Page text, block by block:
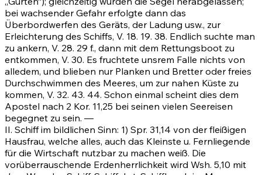
bei wachsender Gefahr erfolgte dann das
Überbordwerfen des Geräts, der Ladung usw., zur
Erleichterung des Schiffs, V. 18. 19. 38. Endlich suchte man
zu ankern, V. 28. 29 f., dann mit dem Rettungsboot zu
entkommen, V. 30. Es fruchtete unsrem Falle nichts von
alledem, und blieben nur Planken und Bretter oder freies
Durchschwimmen des Meeres, um zur nahen Küste zu
kommen, V. 32. 43. 44. Schon einmal scheint dies dem
Apostel nach 2 Kor. 11,25 bei seinen vielen Seereisen
begegnet zu sein. —
II. Schiff im bildlichen Sinn: 1) Spr. 31,14 von der fleißigen
Hausfrau, welche alles, auch das Kleinste u. Fernliegende
für die Wirtschaft nutzbar zu machen weiß. Die
vorüberrauschende Erdenherrlichkeit wird Wsh. 5,10 mit